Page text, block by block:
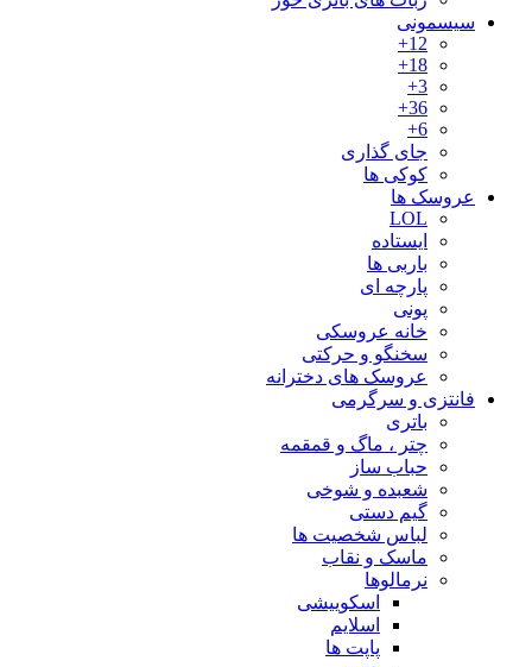
سیسمونی
12+
18+
3+
36+
6+
جای گذاری
کوکی ها
عروسک ها
LOL
ایستاده
باربی ها
پارچه ای
پونی
خانه عروسکی
سخنگو و حرکتی
عروسک های دخترانه
فانتزی و سرگرمی
باتری
چتر ، ماگ و قمقمه
حباب ساز
شعبده و شوخی
گیم دستی
لباس شخصیت ها
ماسک و نقاب
نرمالوها
اسکوییشی
اسلایم
پاپت ها